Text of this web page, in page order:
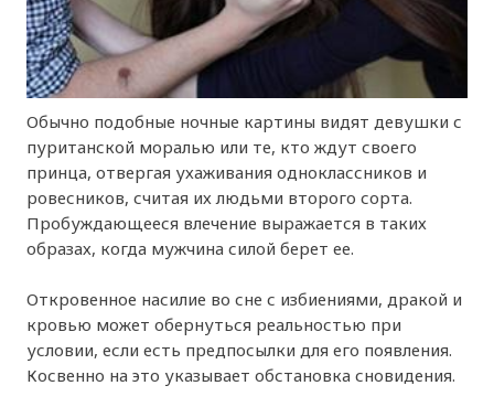
Обычно подобные ночные картины видят девушки с
пуританской моралью или те, кто ждут своего
принца, отвергая ухаживания одноклассников и
ровесников, считая их людьми второго сорта.
Пробуждающееся влечение выражается в таких
образах, когда мужчина силой берет ее.
Откровенное насилие во сне с избиениями, дракой и
кровью может обернуться реальностью при
условии, если есть предпосылки для его появления.
Косвенно на это указывает обстановка сновидения.